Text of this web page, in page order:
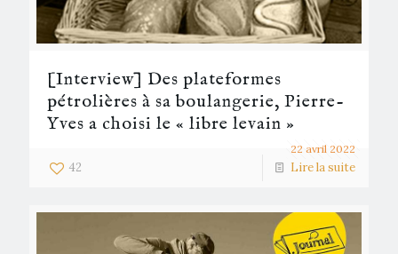
22 avril 2022
[Interview] Des plateformes
pétrolières à sa boulangerie, Pierre-
Yves a choisi le « libre levain »
42 Lire la suite